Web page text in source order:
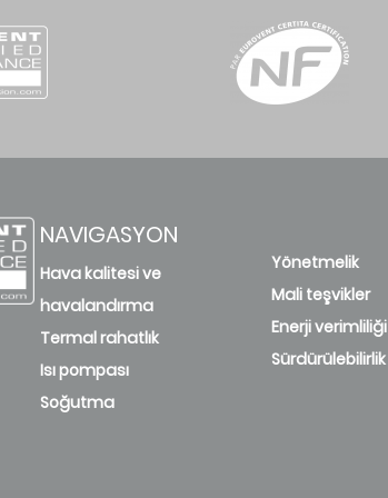
NAVIGASYON
Hava kalitesi ve
havalandırma
Termal rahatlık
Isı pompası
Soğutma
Yönetmelik
Mali teşvikler
Enerji verimliliği
Sürdürülebilirlik